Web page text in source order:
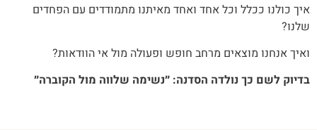
איך כולנו ככלל וכל אחד ואחד מאיתנו מתמודדים עם הפחדים
שלנו?
ואיך אנחנו מוצאים מרחב חופש ופעולה מול אי הוודאות?
בדיוק לשם כך נולדה הסדנה: ״נשימה שלווה מול הקוברה״